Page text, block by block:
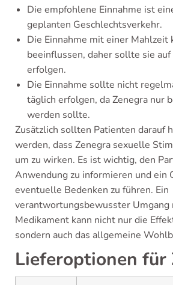
Die empfohlene Einnahme ist
geplanten Geschlechtsverkehr.
Die Einnahme mit einer Mahlzeit
beeinflussen, daher sollte sie
erfolgen.
Die Einnahme sollte nicht
täglich erfolgen, da Zenegra nur
werden sollte.
Zusätzlich sollten Patienten darauf
werden, dass Zenegra sexuelle
um zu wirken. Es ist wichtig, den
Anwendung zu informieren und ein
eventuelle Bedenken zu führen. Ein
verantwortungsbewusster Umgang
Medikament kann nicht nur die
sondern auch das allgemeine
Lieferoptionen für